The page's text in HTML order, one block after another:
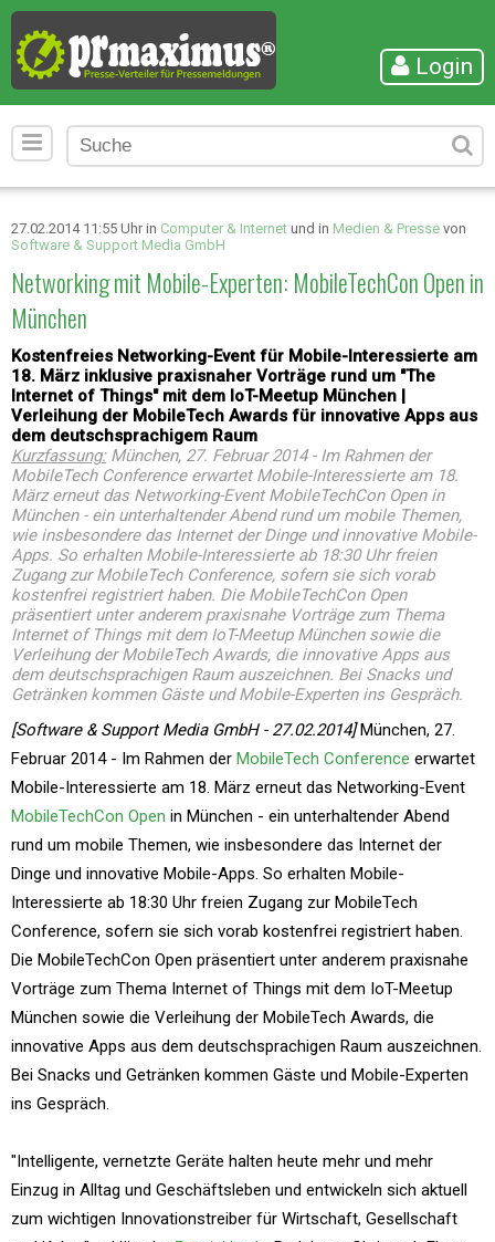
Login
27.02.2014 11:55 Uhr in Computer & Internet und in Medien & Presse von
Software & Support Media GmbH
Networking mit Mobile-Experten: MobileTechCon Open in
München
Kostenfreies Networking-Event für Mobile-Interessierte am
18. März inklusive praxisnaher Vorträge rund um "The
Internet of Things" mit dem IoT-Meetup München |
Verleihung der MobileTech Awards für innovative Apps aus
dem deutschsprachigem Raum
Kurzfassung:München, 27. Februar 2014 - Im Rahmen der
MobileTech Conference erwartet Mobile-Interessierte am 18.
März erneut das Networking-Event MobileTechCon Open in
München - ein unterhaltender Abend rund um mobile Themen,
wie insbesondere das Internet der Dinge und innovative Mobile-
Apps. So erhalten Mobile-Interessierte ab 18:30 Uhr freien
Zugang zur MobileTech Conference, sofern sie sich vorab
kostenfrei registriert haben. Die MobileTechCon Open
präsentiert unter anderem praxisnahe Vorträge zum Thema
Internet of Things mit dem IoT-Meetup München sowie die
Verleihung der MobileTech Awards, die innovative Apps aus
dem deutschsprachigen Raum auszeichnen. Bei Snacks und
Getränken kommen Gäste und Mobile-Experten ins Gespräch.
[Software & Support Media GmbH - 27.02.2014]München, 27.
Februar 2014 - Im Rahmen der MobileTech Conference erwartet
Mobile-Interessierte am 18. März erneut das Networking-Event
MobileTechCon Open in München - ein unterhaltender Abend
rund um mobile Themen, wie insbesondere das Internet der
Dinge und innovative Mobile-Apps. So erhalten Mobile-
Interessierte ab 18:30 Uhr freien Zugang zur MobileTech
Conference, sofern sie sich vorab kostenfrei registriert haben.
Die MobileTechCon Open präsentiert unter anderem praxisnahe
Vorträge zum Thema Internet of Things mit dem IoT-Meetup
München sowie die Verleihung der MobileTech Awards, die
innovative Apps aus dem deutschsprachigen Raum auszeichnen.
Bei Snacks und Getränken kommen Gäste und Mobile-Experten
ins Gespräch.
"Intelligente, vernetzte Geräte halten heute mehr und mehr
Einzug in Alltag und Geschäftsleben und entwickeln sich aktuell
zum wichtigen Innovationstreiber für Wirtschaft, Gesellschaft